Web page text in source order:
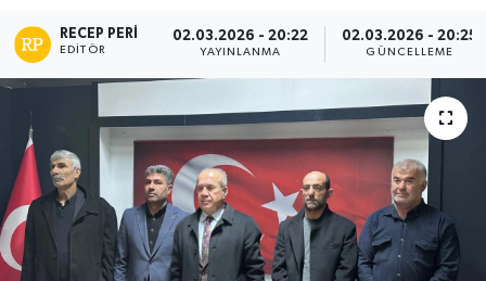
RECEP PERI
EDITÖR
02.03.2026 - 20:22
YAYINLANMA
02.03.2026 - 20:25
GÜNCELLEME